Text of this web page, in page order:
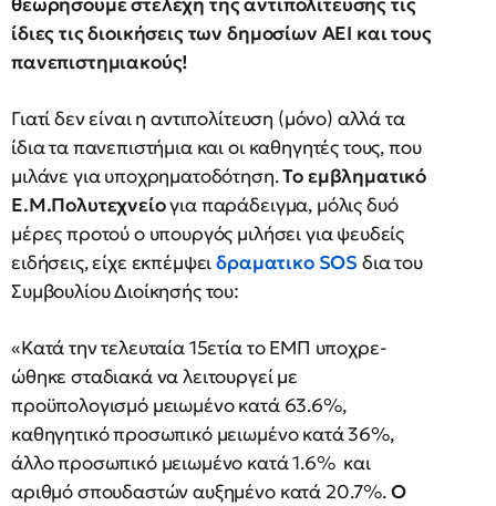
ίδιες τις διοικήσεις των δημοσίων ΑΕΙ και τους
πανεπιστημιακούς!
Γιατί δεν είναι η αντιπολίτευση (μόνο) αλλά τα
ίδια τα πανεπιστήμια και οι καθηγητές τους, που
μιλάνε για υποχρηματοδότηση.Το εμβληματικό
Ε.Μ.Πολυτεχνείογια παράδειγμα, μόλις δυό
μέρες προτού ο υπουργός μιλήσει για ψευδείς
ειδήσεις, είχε εκπέμψειδραματικο SOS δια του
Συμβουλίου Διοίκησής του:
«Κατά την τελευταία 15ετία το ΕΜΠ υποχρε­
ώθηκε σταδιακά να λειτουργεί με
προϋπολογισμό μειωμένο κατά 63.6%,
καθηγητικό προσω­πικό μειωμένο κατά 36%,
άλλο προσωπικό μειωμένο κατά 1.6% και
αριθμό σπουδα­στών αυξημένο κατά 20.7%.Ο